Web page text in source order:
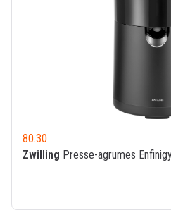
80.30
Zwilling Presse-agrumes